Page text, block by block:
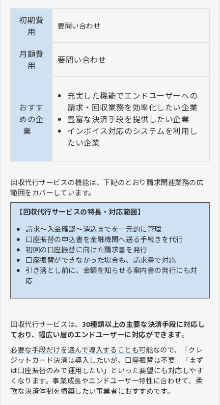
初期費
用
要問い合わせ
月額費
用
要問い合わせ
おすす
めの企
業
充実した機能でエンドユーザーへの
請求・回収業務を効率化したい企業
豊富な決済手段を提供したい企業
インボイス対応のシステムを利用し
たい企業
回収代行サービスの機能は、下記のとおり請求関連業務の広
範囲をカバーしています。
【回収代行サービスの特長・対応範囲】
請求〜入金確認〜消込までを一元的に管理
口座振替の申込書を金融機関へ送る手続きを代行
初回の口座振替に向けた請求書を発行
口座振替ができなかった場合も、請求書で対応
引き落とし前に、金額を知らせる案内書の発行にも対
応
回収代行サービスは、 30種類以上の主要な決済手段に対応し
ており、幅広い層のエンドユーザーに対応ができます。
必要な手段だけを選んで導入することも可能なので、「クレ
ジットカード決済は導入したいが、口座振替は不要」「まず
は口座振替のみで運用したい」といった要望にも対応しやす
くなります。事業成長やエンドユーザー特性に合わせて、柔
軟な決済体制を構築したい事業者におすすめです。